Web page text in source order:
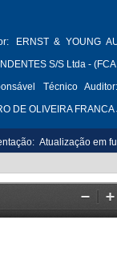
ERNST & YOUNG
S/S Ltda -
Técnico
DE OLIVEIRA
Atualização em